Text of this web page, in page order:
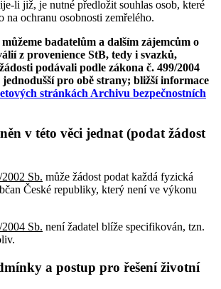
li již, je nutné předložit souhlas osob, které
na ochranu osobnosti zemřelého.
badatelům a dalším zájemcům o
z provenience StB, tedy i svazků,
podávali podle zákona č. 499/2004
jednodušší pro obě strany; bližší informace
stránkách Archivu bezpečnostních
v této věci jednat (podat žádost
Sb. může žádost podat každá fyzická
České republiky, který není ve výkonu
Sb. není žadatel blíže specifikován, tzn.
a postup pro řešení životní